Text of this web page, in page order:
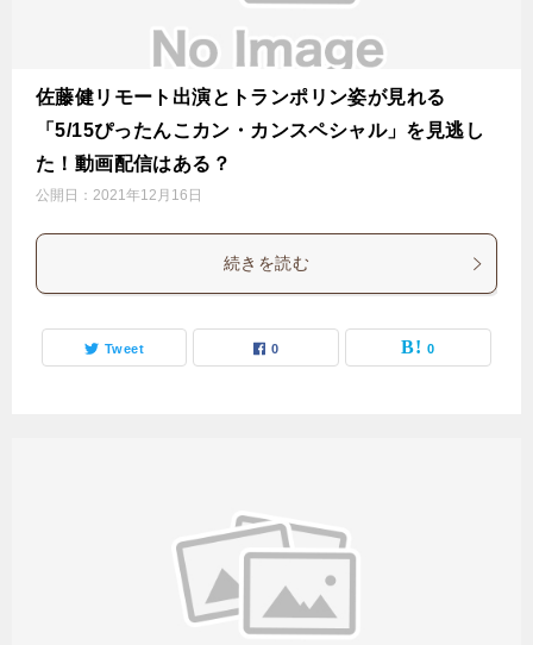
佐藤健リモート出演とトランポリン姿が見れる
「5/15ぴったんこカン・カンスペシャル」を見逃し
た！動画配信はある？
公開日： 2021年12月16日
続きを読む
Tweet 0 0